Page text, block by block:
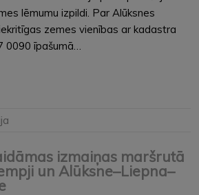
lēmumu izpildi. Par Alūksnes
zemes vienības ar kadastra
īpašumā…
izmaiņas maršrutā
un Alūksne–Liepna–